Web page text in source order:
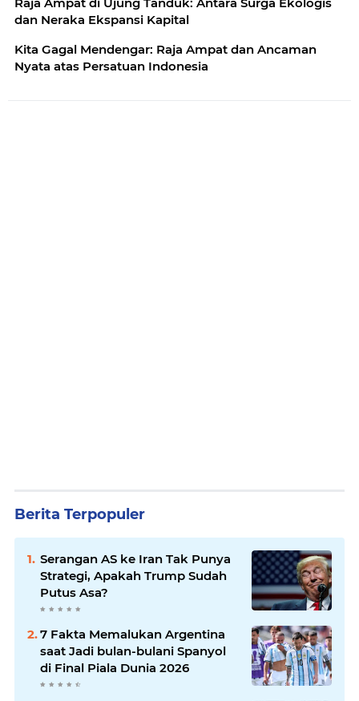
Raja Ampat di Ujung Tanduk: Antara Surga Ekologis
dan Neraka Ekspansi Kapital
Kita Gagal Mendengar: Raja Ampat dan Ancaman
Nyata atas Persatuan Indonesia
Berita Terpopuler
Serangan AS ke Iran Tak Punya
Strategi, Apakah Trump Sudah
Putus Asa?
7 Fakta Memalukan Argentina
saat Jadi bulan-bulani Spanyol
di Final Piala Dunia 2026